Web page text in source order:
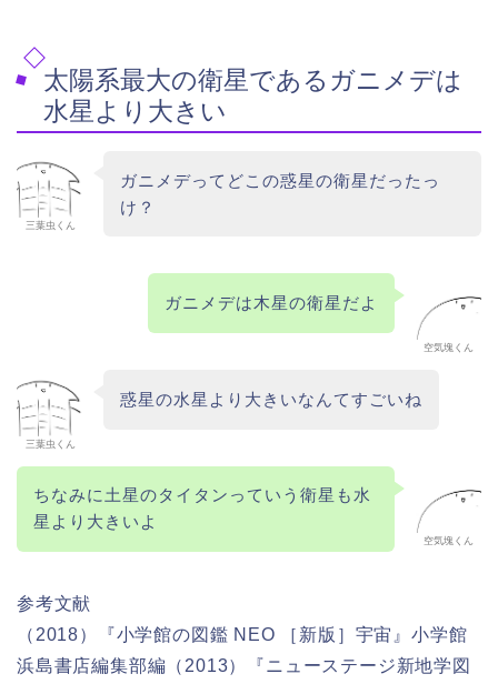
太陽系最大の衛星であるガニメデは
水星より大きい
三葉虫くん
ガニメデってどこの惑星の衛星だったっ
け？
空気塊くん
ガニメデは木星の衛星だよ
三葉虫くん
惑星の水星より大きいなんてすごいね
空気塊くん
ちなみに土星のタイタンっていう衛星も水
星より大きいよ
参考文献
（2018）『小学館の図鑑 NEO ［新版］宇宙』小学館
浜島書店編集部編（2013）『ニューステージ新地学図